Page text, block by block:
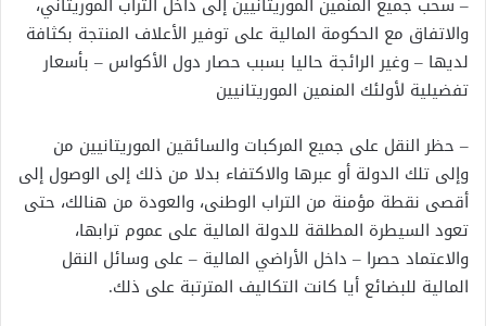
والاتفاق مع الحكومة المالية على توفير الأعلاف المنتجة بكثافة
لديها – وغير الرائجة حاليا بسبب حصار دول الأكواس – بأسعار
تفضيلية لأولئك المنمين الموريتانيين
– حظر النقل على جميع المركبات والسائقين الموريتانيين من
وإلى تلك الدولة أو عبرها والاكتفاء بدلا من ذلك إلى الوصول إلى
أقصى نقطة مؤمنة من التراب الوطنى، والعودة من هنالك، حتى
تعود السيطرة المطلقة للدولة المالية على عموم ترابها،
والاعتماد حصرا – داخل الأراضي المالية – على وسائل النقل
المالية للبضائع أيا كانت التكاليف المترتبة على ذلك.